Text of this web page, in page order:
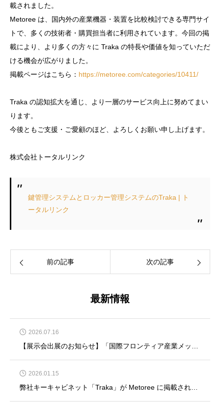
載されました。
Metoree は、国内外の産業機器・装置を比較検討できる専門サイ
トで、多くの技術者・購買担当者に利用されています。今回の掲
載により、より多くの方々に Traka の特長や価値を知っていただ
ける機会が広がりました。
掲載ページはこちら： https://metoree.com/categories/10411/
Traka の認知拡大を通じ、より一層のサービス向上に努めてまい
ります。
今後ともご支援・ご愛顧のほど、よろしくお願い申し上げます。
株式会社トータルリンク
鍵管理システムとロッカー管理システムのTraka | ト
ータルリンク
前の記事 次の記事
最新情報
2026.07.16
2026.01.15